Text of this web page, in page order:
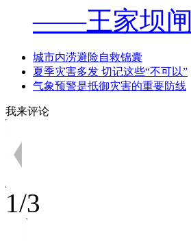
——王家坝闸
城市内涝避险自救锦囊
夏季灾害多发 切记这些“不可以”
气象预警是抵御灾害的重要防线
我来评论
1/3